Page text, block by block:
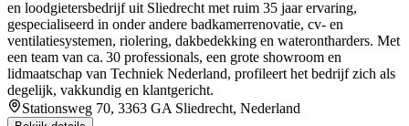
en loodgietersbedrijf uit Sliedrecht met ruim 35 jaar ervaring,
gespecialiseerd in onder andere badkamerrenovatie, cv- en
ventilatiesystemen, riolering, dakbedekking en waterontharders. Met
een team van ca. 30 professionals, een grote showroom en
lidmaatschap van Techniek Nederland, profileert het bedrijf zich als
degelijk, vakkundig en klantgericht.
Stationsweg 70, 3363 GA Sliedrecht, Nederland